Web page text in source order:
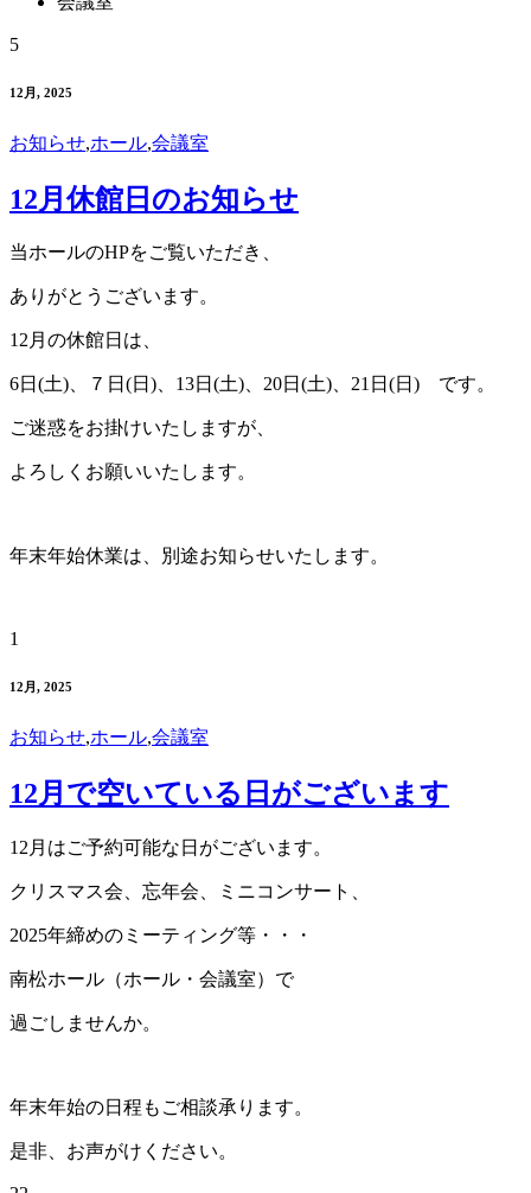
5
12月, 2025
お知らせ,ホール,会議室
12月休館日のお知らせ
当ホールのHPをご覧いただき、
ありがとうございます。
12月の休館日は、
6日(土)、７日(日)、13日(土)、20日(土)、21日(日) です。
ご迷惑をお掛けいたしますが、
よろしくお願いいたします。
年末年始休業は、別途お知らせいたします。
1
12月, 2025
お知らせ,ホール,会議室
12月で空いている日がございます
12月はご予約可能な日がございます。
クリスマス会、忘年会、ミニコンサート、
2025年締めのミーティング等・・・
南松ホール（ホール・会議室）で
過ごしませんか。
年末年始の日程もご相談承ります。
是非、お声がけください。